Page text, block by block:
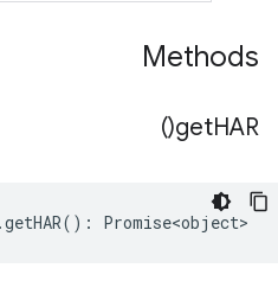
Methods
getHAR(
)
.getHAR() : Promise<object>